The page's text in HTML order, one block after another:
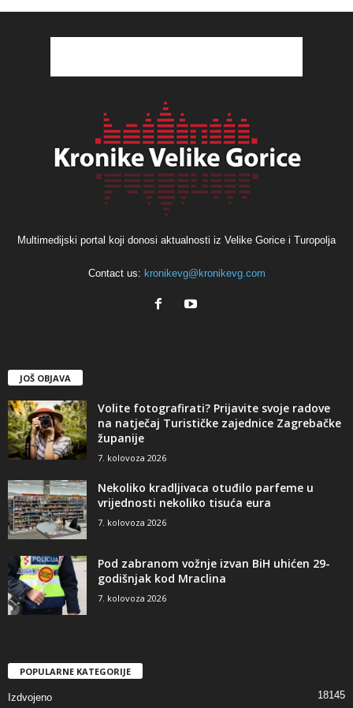
Multimedijski portal koji donosi aktualnosti iz Velike Gorice i Turopolja
Contact us: kronikevg@kronikevg.com
JOŠ OBJAVA
Volite fotografirati? Prijavite svoje radove
na natječaj Turističke zajednice Zagrebačke
županije
7. kolovoza 2026
Nekoliko kradljivaca otuđilo parfeme u
vrijednosti nekoliko tisuća eura
7. kolovoza 2026
Pod zabranom vožnje izvan BiH uhićen 29-
godišnjak kod Mraclina
7. kolovoza 2026
POPULARNE KATEGORIJE
Izdvojeno 18145